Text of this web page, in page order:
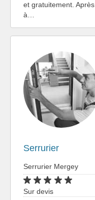
et gratuitement.
à…
Serrurier
Serrurier Mergey
Sur devis